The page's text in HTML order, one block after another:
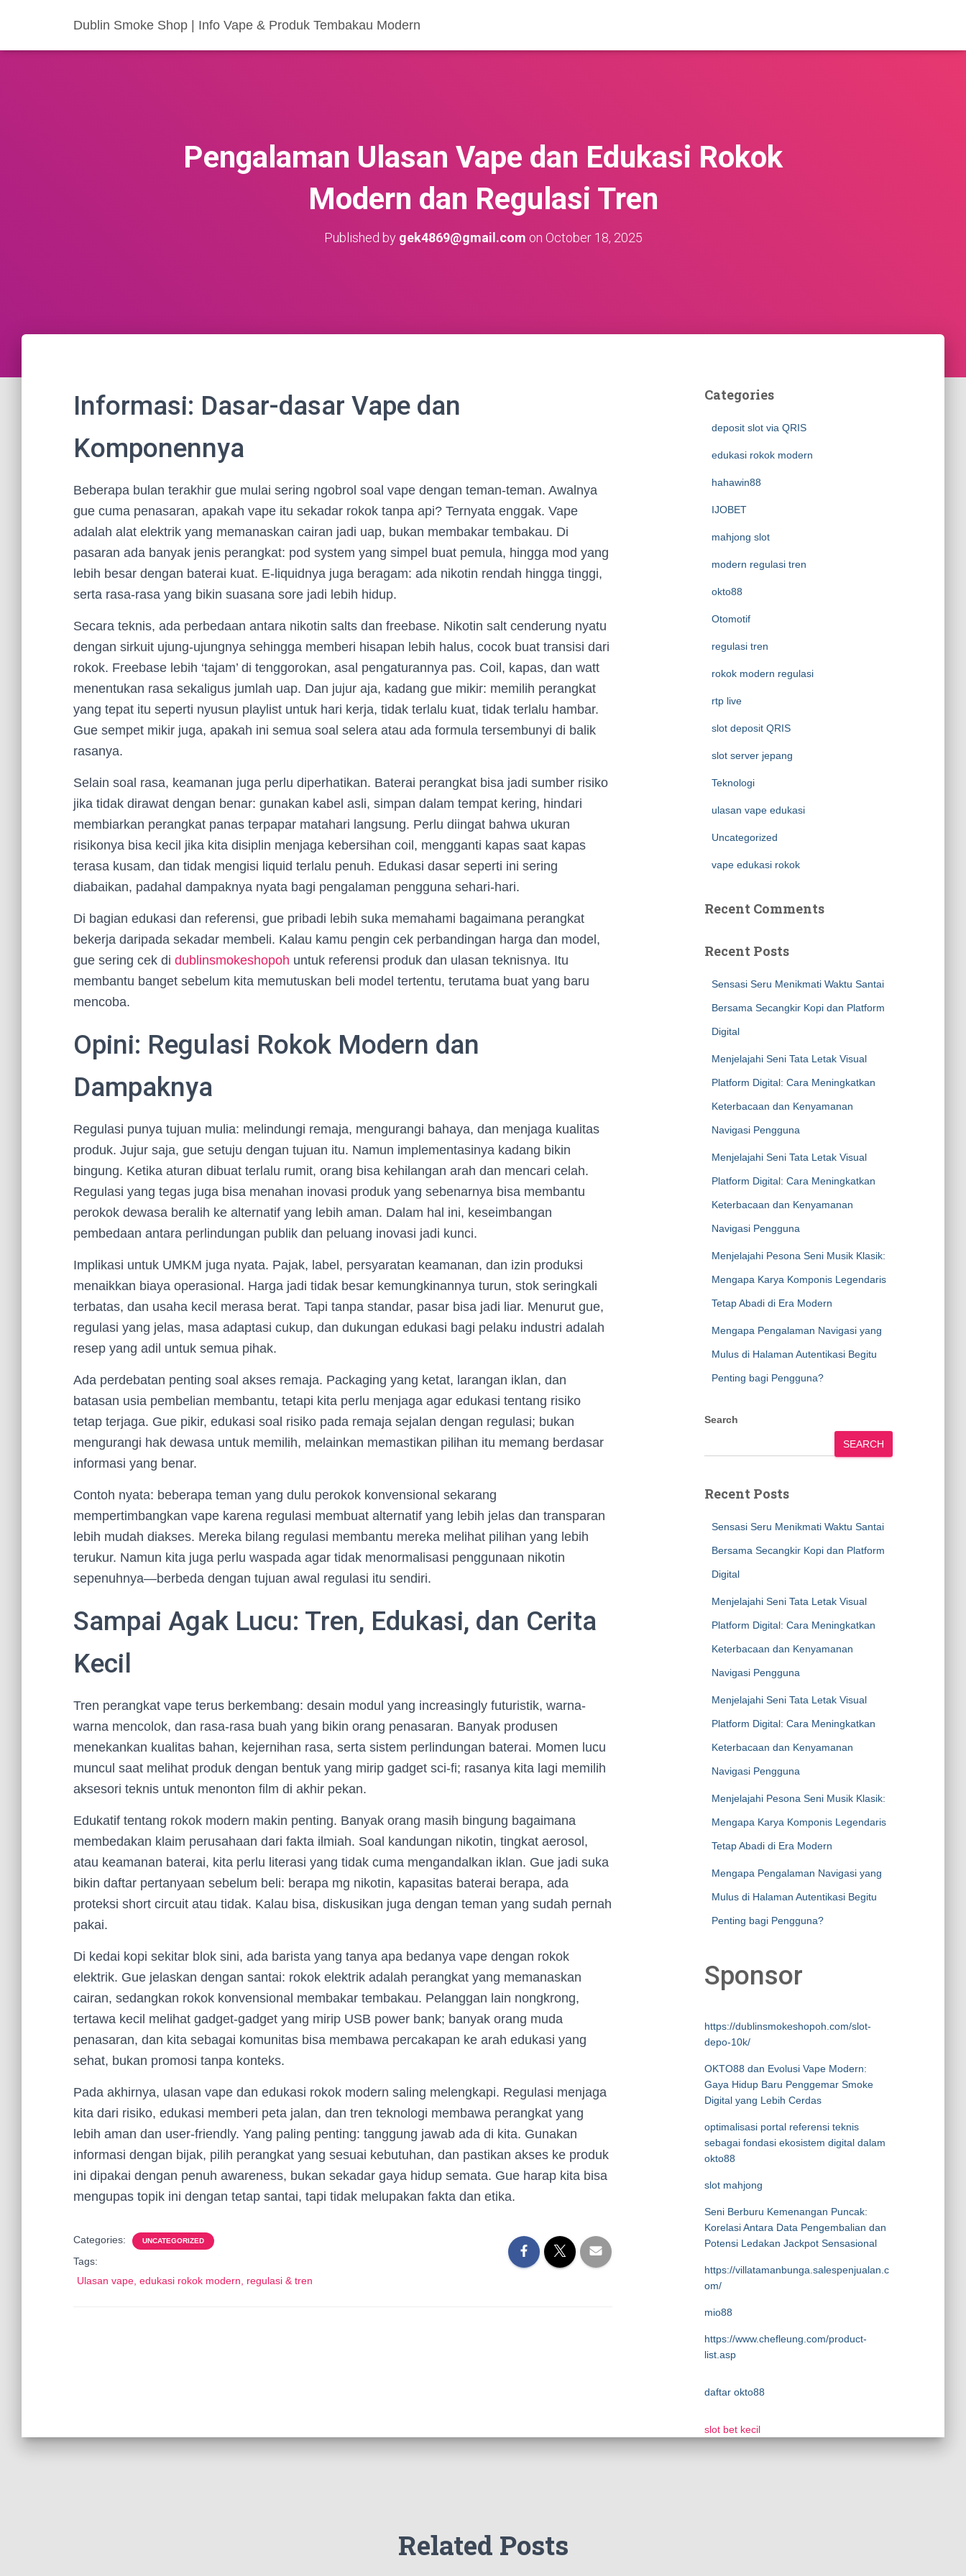
Dublin Smoke Shop | Info Vape & Produk Tembakau Modern
Pengalaman Ulasan Vape dan Edukasi Rokok
Modern dan Regulasi Tren
Published by gek4869@gmail.com on October 18, 2025
Informasi: Dasar-dasar Vape dan
Komponennya
Beberapa bulan terakhir gue mulai sering ngobrol soal vape dengan teman-teman. Awalnya
gue cuma penasaran, apakah vape itu sekadar rokok tanpa api? Ternyata enggak. Vape
adalah alat elektrik yang memanaskan cairan jadi uap, bukan membakar tembakau. Di
pasaran ada banyak jenis perangkat: pod system yang simpel buat pemula, hingga mod yang
lebih besar dengan baterai kuat. E-liquidnya juga beragam: ada nikotin rendah hingga tinggi,
serta rasa-rasa yang bikin suasana sore jadi lebih hidup.
Secara teknis, ada perbedaan antara nikotin salts dan freebase. Nikotin salt cenderung nyatu
dengan sirkuit ujung-ujungnya sehingga memberi hisapan lebih halus, cocok buat transisi dari
rokok. Freebase lebih ‘tajam’ di tenggorokan, asal pengaturannya pas. Coil, kapas, dan watt
menentukan rasa sekaligus jumlah uap. Dan jujur aja, kadang gue mikir: memilih perangkat
yang tepat itu seperti nyusun playlist untuk hari kerja, tidak terlalu kuat, tidak terlalu hambar.
Gue sempet mikir juga, apakah ini semua soal selera atau ada formula tersembunyi di balik
rasanya.
Selain soal rasa, keamanan juga perlu diperhatikan. Baterai perangkat bisa jadi sumber risiko
jika tidak dirawat dengan benar: gunakan kabel asli, simpan dalam tempat kering, hindari
membiarkan perangkat panas terpapar matahari langsung. Perlu diingat bahwa ukuran
risikonya bisa kecil jika kita disiplin menjaga kebersihan coil, mengganti kapas saat kapas
terasa kusam, dan tidak mengisi liquid terlalu penuh. Edukasi dasar seperti ini sering
diabaikan, padahal dampaknya nyata bagi pengalaman pengguna sehari-hari.
Di bagian edukasi dan referensi, gue pribadi lebih suka memahami bagaimana perangkat
bekerja daripada sekadar membeli. Kalau kamu pengin cek perbandingan harga dan model,
gue sering cek di dublinsmokeshopoh untuk referensi produk dan ulasan teknisnya. Itu
membantu banget sebelum kita memutuskan beli model tertentu, terutama buat yang baru
mencoba.
Opini: Regulasi Rokok Modern dan
Dampaknya
Regulasi punya tujuan mulia: melindungi remaja, mengurangi bahaya, dan menjaga kualitas
produk. Jujur saja, gue setuju dengan tujuan itu. Namun implementasinya kadang bikin
bingung. Ketika aturan dibuat terlalu rumit, orang bisa kehilangan arah dan mencari celah.
Regulasi yang tegas juga bisa menahan inovasi produk yang sebenarnya bisa membantu
perokok dewasa beralih ke alternatif yang lebih aman. Dalam hal ini, keseimbangan
pembedaan antara perlindungan publik dan peluang inovasi jadi kunci.
Implikasi untuk UMKM juga nyata. Pajak, label, persyaratan keamanan, dan izin produksi
menaikkan biaya operasional. Harga jadi tidak besar kemungkinannya turun, stok seringkali
terbatas, dan usaha kecil merasa berat. Tapi tanpa standar, pasar bisa jadi liar. Menurut gue,
regulasi yang jelas, masa adaptasi cukup, dan dukungan edukasi bagi pelaku industri adalah
resep yang adil untuk semua pihak.
Ada perdebatan penting soal akses remaja. Packaging yang ketat, larangan iklan, dan
batasan usia pembelian membantu, tetapi kita perlu menjaga agar edukasi tentang risiko
tetap terjaga. Gue pikir, edukasi soal risiko pada remaja sejalan dengan regulasi; bukan
mengurangi hak dewasa untuk memilih, melainkan memastikan pilihan itu memang berdasar
informasi yang benar.
Contoh nyata: beberapa teman yang dulu perokok konvensional sekarang
mempertimbangkan vape karena regulasi membuat alternatif yang lebih jelas dan transparan
lebih mudah diakses. Mereka bilang regulasi membantu mereka melihat pilihan yang lebih
terukur. Namun kita juga perlu waspada agar tidak menormalisasi penggunaan nikotin
sepenuhnya—berbeda dengan tujuan awal regulasi itu sendiri.
Sampai Agak Lucu: Tren, Edukasi, dan Cerita
Kecil
Tren perangkat vape terus berkembang: desain modul yang increasingly futuristik, warna-
warna mencolok, dan rasa-rasa buah yang bikin orang penasaran. Banyak produsen
menekankan kualitas bahan, kejernihan rasa, serta sistem perlindungan baterai. Momen lucu
muncul saat melihat produk dengan bentuk yang mirip gadget sci-fi; rasanya kita lagi memilih
aksesori teknis untuk menonton film di akhir pekan.
Edukatif tentang rokok modern makin penting. Banyak orang masih bingung bagaimana
membedakan klaim perusahaan dari fakta ilmiah. Soal kandungan nikotin, tingkat aerosol,
atau keamanan baterai, kita perlu literasi yang tidak cuma mengandalkan iklan. Gue jadi suka
bikin daftar pertanyaan sebelum beli: berapa mg nikotin, kapasitas baterai berapa, ada
proteksi short circuit atau tidak. Kalau bisa, diskusikan juga dengan teman yang sudah pernah
pakai.
Di kedai kopi sekitar blok sini, ada barista yang tanya apa bedanya vape dengan rokok
elektrik. Gue jelaskan dengan santai: rokok elektrik adalah perangkat yang memanaskan
cairan, sedangkan rokok konvensional membakar tembakau. Pelanggan lain nongkrong,
tertawa kecil melihat gadget-gadget yang mirip USB power bank; banyak orang muda
penasaran, dan kita sebagai komunitas bisa membawa percakapan ke arah edukasi yang
sehat, bukan promosi tanpa konteks.
Pada akhirnya, ulasan vape dan edukasi rokok modern saling melengkapi. Regulasi menjaga
kita dari risiko, edukasi memberi peta jalan, dan tren teknologi membawa perangkat yang
lebih aman dan user-friendly. Yang paling penting: tanggung jawab ada di kita. Gunakan
informasi dengan bijak, pilih perangkat yang sesuai kebutuhan, dan pastikan akses ke produk
ini dipakai dengan penuh awareness, bukan sekadar gaya hidup semata. Gue harap kita bisa
mengupas topik ini dengan tetap santai, tapi tidak melupakan fakta dan etika.
Categories: UNCATEGORIZED
Tags:
Ulasan vape, edukasi rokok modern, regulasi & tren
Categories
deposit slot via QRIS
edukasi rokok modern
hahawin88
IJOBET
mahjong slot
modern regulasi tren
okto88
Otomotif
regulasi tren
rokok modern regulasi
rtp live
slot deposit QRIS
slot server jepang
Teknologi
ulasan vape edukasi
Uncategorized
vape edukasi rokok
Recent Comments
Recent Posts
Sensasi Seru Menikmati Waktu Santai
Bersama Secangkir Kopi dan Platform
Digital
Menjelajahi Seni Tata Letak Visual
Platform Digital: Cara Meningkatkan
Keterbacaan dan Kenyamanan
Navigasi Pengguna
Menjelajahi Seni Tata Letak Visual
Platform Digital: Cara Meningkatkan
Keterbacaan dan Kenyamanan
Navigasi Pengguna
Menjelajahi Pesona Seni Musik Klasik:
Mengapa Karya Komponis Legendaris
Tetap Abadi di Era Modern
Mengapa Pengalaman Navigasi yang
Mulus di Halaman Autentikasi Begitu
Penting bagi Pengguna?
Search
SEARCH
Recent Posts
Sensasi Seru Menikmati Waktu Santai
Bersama Secangkir Kopi dan Platform
Digital
Menjelajahi Seni Tata Letak Visual
Platform Digital: Cara Meningkatkan
Keterbacaan dan Kenyamanan
Navigasi Pengguna
Menjelajahi Seni Tata Letak Visual
Platform Digital: Cara Meningkatkan
Keterbacaan dan Kenyamanan
Navigasi Pengguna
Menjelajahi Pesona Seni Musik Klasik:
Mengapa Karya Komponis Legendaris
Tetap Abadi di Era Modern
Mengapa Pengalaman Navigasi yang
Mulus di Halaman Autentikasi Begitu
Penting bagi Pengguna?
Sponsor
https://dublinsmokeshopoh.com/slot-
depo-10k/
OKTO88 dan Evolusi Vape Modern:
Gaya Hidup Baru Penggemar Smoke
Digital yang Lebih Cerdas
optimalisasi portal referensi teknis
sebagai fondasi ekosistem digital dalam
okto88
slot mahjong
Seni Berburu Kemenangan Puncak:
Korelasi Antara Data Pengembalian dan
Potensi Ledakan Jackpot Sensasional
https://villatamanbunga.salespenjualan.c
om/
mio88
https://www.chefleung.com/product-
list.asp
daftar okto88
slot bet kecil
Related Posts